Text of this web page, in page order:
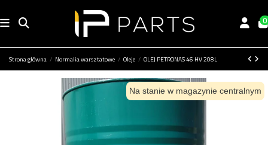
0
Strona główna Normalia warsztatowe Oleje OLEJ PETRONAS 46 HV 208L
Na stanie w magazynie centralnym